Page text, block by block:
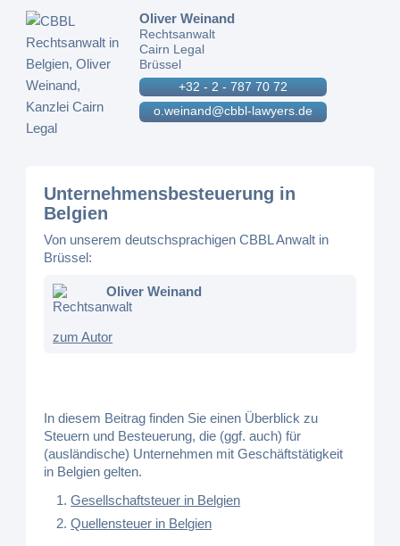
Oliver Weinand
Rechtsanwalt
Cairn Legal
Brüssel
+32 - 2 - 787 70 72
o.weinand@cbbl-lawyers.de
Unternehmensbesteuerung in
Belgien
Von unserem deutschsprachigen CBBL Anwalt in
Brüssel:
Oliver Weinand
Rechtsanwalt
zum Autor
In diesem Beitrag finden Sie einen Überblick zu
Steuern und Besteuerung, die (ggf. auch) für
(ausländische) Unternehmen mit Geschäftstätigkeit
in Belgien gelten.
Gesellschaftsteuer in Belgien
Quellensteuer in Belgien